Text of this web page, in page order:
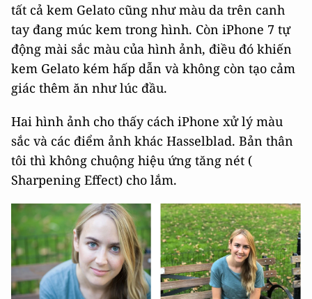
tất cả kem Gelato cũng như màu da trên canh
tay đang múc kem trong hình. Còn iPhone 7 tự
động mài sắc màu của hình ảnh, điều đó khiến
kem Gelato kém hấp dẫn và không còn tạo cảm
giác thêm ăn như lúc đầu.
Hai hình ảnh cho thấy cách iPhone xử lý màu
sắc và các điểm ảnh khác Hasselblad. Bản thân
tôi thì không chuộng hiệu ứng tăng nét (
Sharpening Effect) cho lắm.